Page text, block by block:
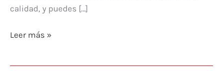
calidad, y puedes […]
Leer más »